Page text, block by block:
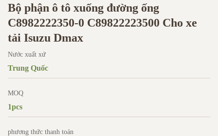
Bộ phận ô tô xuống đường ống
C8982222350-0 C89822223500 Cho xe
tải Isuzu Dmax
Nước xuất xứ
Trung Quốc
MOQ
1pcs
phương thức thanh toán